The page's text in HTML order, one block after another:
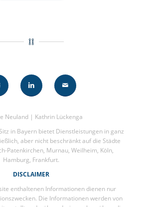
Neuland | Kathrin Lückenga
in Bayern bietet Dienstleistungen in ganz
aber nicht beschränkt auf die Städte
Patenkirchen, Murnau, Weilheim, Köln,
Hamburg, Frankfurt.
DISCLAIMER
enthaltenen Informationen dienen nur
Die Informationen werden von